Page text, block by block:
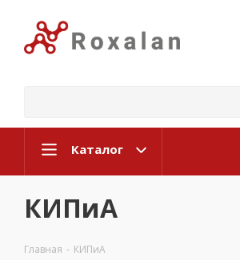
Каталог
КИПиА
Главная - КИПиА